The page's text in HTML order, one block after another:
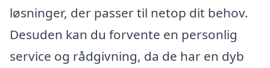
løsninger, der passer til netop dit behov.
Desuden kan du forvente en personlig
service og rådgivning, da de har en dyb